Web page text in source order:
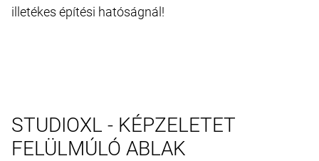
illetékes építési hatóságnál!
STUDIOXL - KÉPZELETET
FELÜLMÚLÓ ABLAK